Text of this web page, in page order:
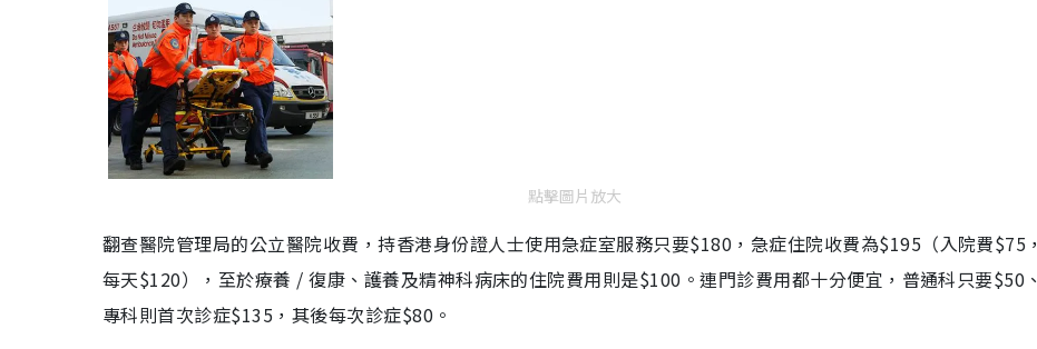
點擊圖片放大
翻查醫院管理局的公立醫院收費，持香港身份證人士使用急症室服務只要$180，急症住院收費為$195（入院費$75，
每天$120），至於療養 / 復康、護養及精神科病床的住院費用則是$100。連門診費用都十分便宜，普通科只要$50、
專科則首次診症$135，其後每次診症$80。